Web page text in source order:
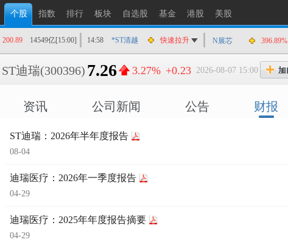
个股 指数 排行 板块 自选股 基金 港股 美股
200.89 14549亿[15:00] 14:58 *ST清越
快速拉升
14:56
上工Ｂ股
快速拉升
14:56
爱丽家居
快速拉升
14:56
南亚新材
猛烈打压
14:55
盛达资源
14:54
永安药业
N展芯 396.89%
ST迪瑞(300396) 7.26 3.27% +0.23 2026-08-07 15:00
资讯 公司新闻 公告 财报
ST迪瑞：2026年半年度报告
08-04
迪瑞医疗：2026年一季度报告
04-29
迪瑞医疗：2025年年度报告摘要
04-29